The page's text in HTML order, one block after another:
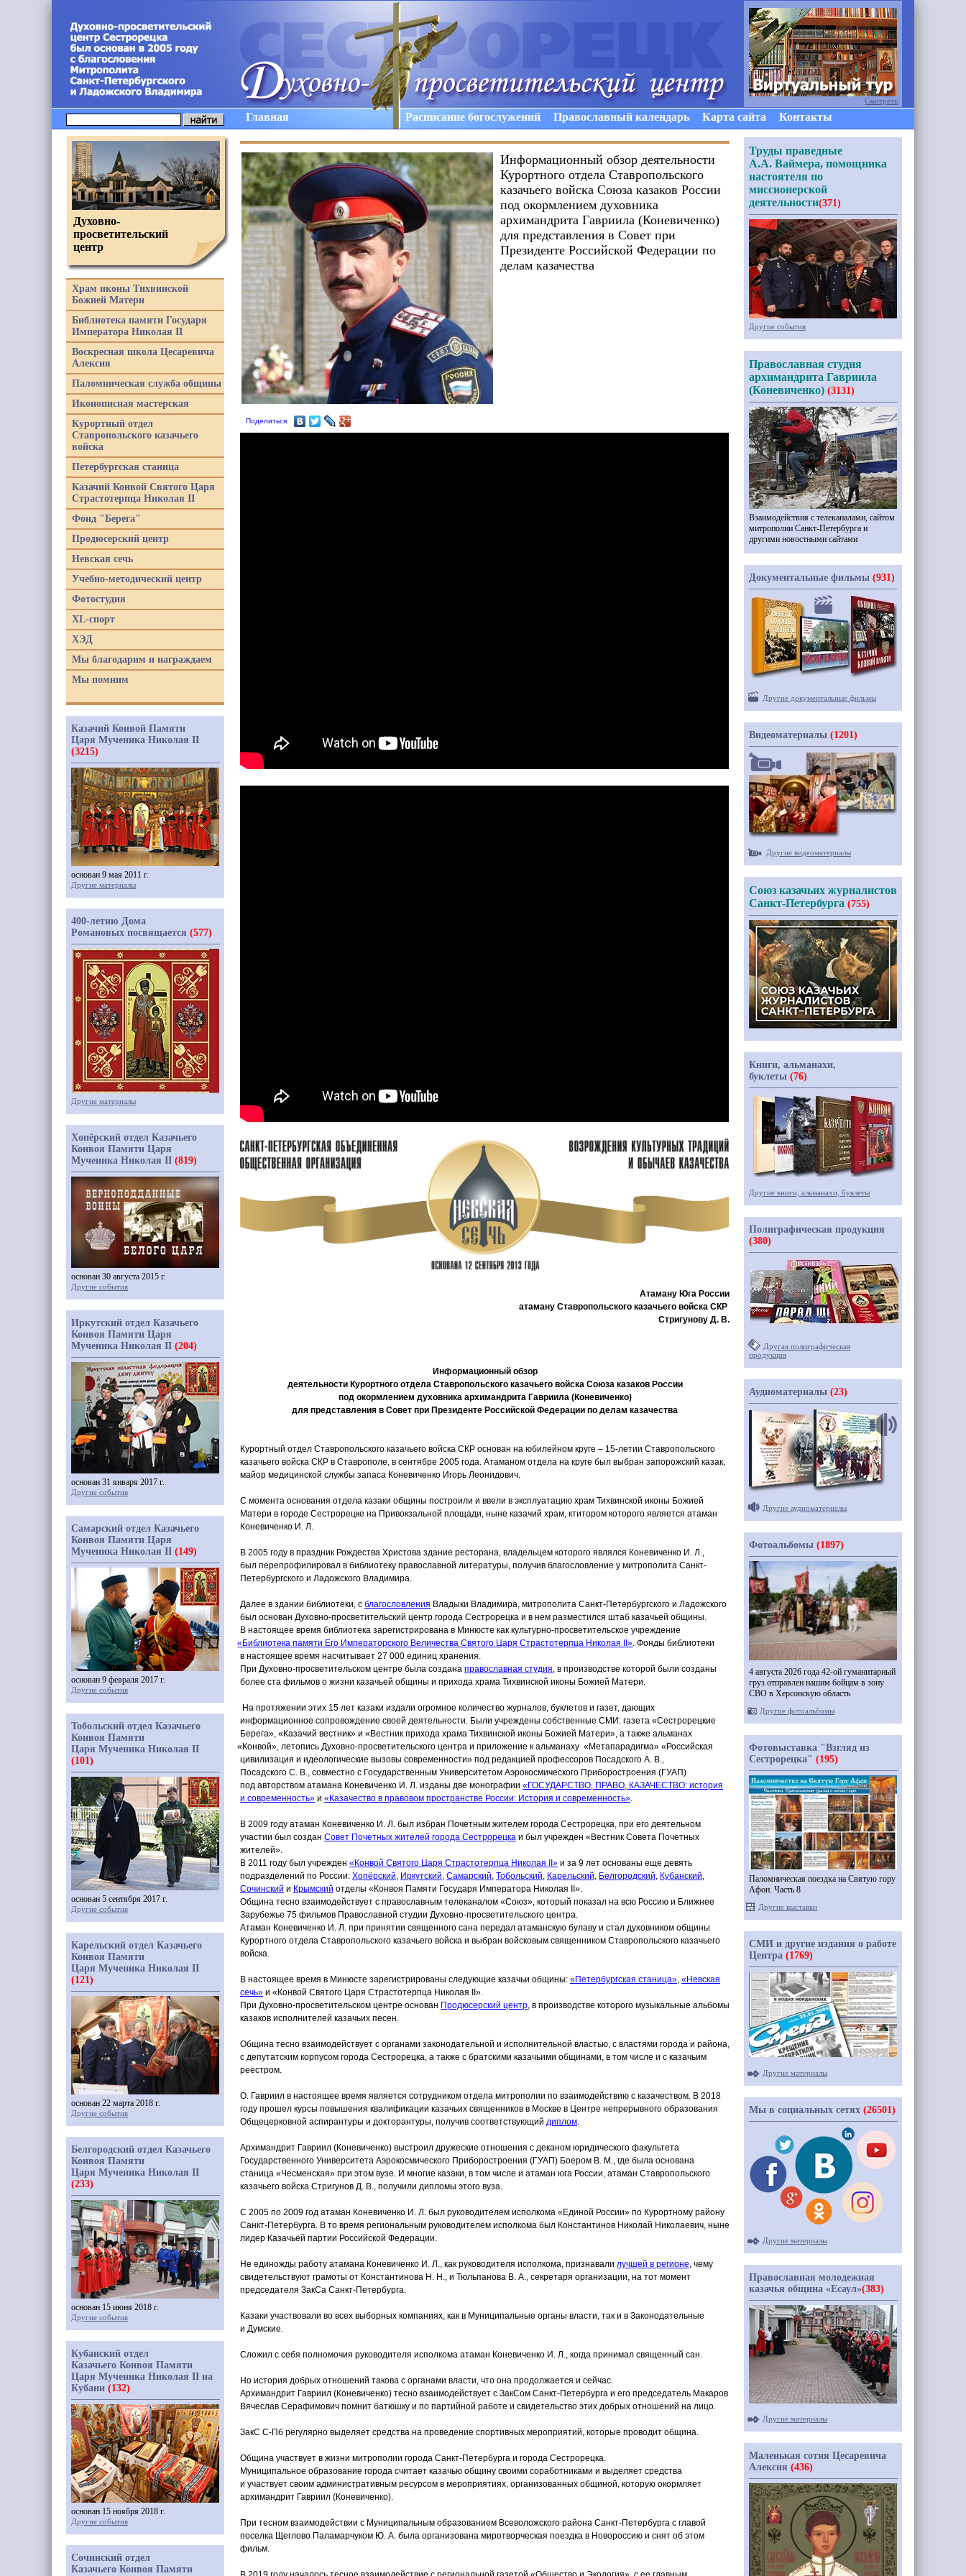
Главная Расписание богослужений Православный календарь Карта сайта Контакты
Поделиться
Информационный обзор деятельности
Курортного отдела Ставропольского
казачьего войска Союза казаков России
под окормлением духовника
архимандрита Гавриила (Коневиченко)
для представления в Совет при
Президенте Российской Федерации по
делам казачества
Атаману Юга России
атаману Ставропольского казачьего войска СКР
Стригунову Д. В.
Информационный обзор
деятельности Курортного отдела Ставропольского казачьего войска Союза казаков России
под окормлением духовника архимандрита Гавриила (Коневиченко)
для представления в Совет при Президенте Российской Федерации по делам казачества
Курортный отдел Ставропольского казачьего войска СКР основан на юбилейном круге – 15-летии Ставропольского
казачьего войска СКР в Ставрополе, в сентябре 2005 года. Атаманом отдела на круге был выбран запорожский казак,
майор медицинской службы запаса Коневиченко Игорь Леонидович.
С момента основания отдела казаки общины построили и ввели в эксплуатацию храм Тихвинской иконы Божией
Матери в городе Сестрорецке на Привокзальной площади, ныне казачий храм, ктитором которого является атаман
Коневиченко И. Л.
В 2005 году в праздник Рождества Христова здание ресторана, владельцем которого являлся Коневиченко И. Л.,
был перепрофилировал в библиотеку православной литературы, получив благословление у митрополита Санкт-
Петербургского и Ладожского Владимира.
Далее в здании библиотеки, с благословления Владыки Владимира, митрополита Санкт-Петербургского и Ладожского
был основан Духовно-просветительский центр города Сестрорецка и в нем разместился штаб казачьей общины.
В настоящее время библиотека зарегистрирована в Минюсте как культурно-просветительское учреждение
«Библиотека памяти Его Императорского Величества Святого Царя Страстотерпца Николая II». Фонды библиотеки
в настоящее время насчитывает 27 000 единиц хранения.
При Духовно-просветительском центре была создана православная студия, в производстве которой были созданы
более ста фильмов о жизни казачьей общины и прихода храма Тихвинской иконы Божией Матери.
На протяжении этих 15 лет казаки издали огромное количество журналов, буклетов и газет, дающих
информационное сопровождение своей деятельности. Были учреждены собственные СМИ: газета «Сестрорецкие
Берега», «Казачий вестник» и «Вестник прихода храма Тихвинской иконы Божией Матери», а также альманах
«Конвой», летопись Духовно-просветительского центра и приложение к альманаху «Мета­парадигма» «Российская
цивилизация и идеологические вызовы современности» под редакцией профессоров Посадского А. В.,
Посадского С. В., совместно с Государственным Университетом Аэрокосмического Приборостроения (ГУАП)
под авторством атамана Коневиченко И. Л. изданы две монографии «ГОСУДАРСТВО, ПРАВО, КАЗАЧЕСТВО: история
и современность» и «Казачество в правовом пространстве России: История и современность».
В 2009 году атаман Коневиченко И. Л. был избран Почетным жителем города Сестрорецка, при его деятельном
участии был создан Совет Почетных жителей города Сестрорецка и был учрежден «Вестник Совета Почетных
жителей».
В 2011 году был учрежден «Конвой Святого Царя Страстотерпца Николая II» и за 9 лет основаны еще девять
подразделений по России: Хопёрский, Иркутский, Самарский, Тобольский, Карельский, Белгородский, Кубанский,
Сочинский и Крымский отделы «Конвоя Памяти Государя Императора Николая II».
Община тесно взаимодействует с православным телеканалом «Союз», который показал на всю Россию и Ближнее
Зарубежье 75 фильмов Православной студии Духовно-просветительского центра.
Атаман Коневиченко И. Л. при принятии священного сана передал атаманскую булаву и стал духовником общины
Курортного отдела Ставропольского казачьего войска и выбран войсковым священником Ставропольского казачьего
войска.
В настоящее время в Минюсте зарегистрированы следующие казачьи общины: «Петербургская станица», «Невская
сечь» и «Конвой Святого Царя Страстотерпца Николая II».
При Духовно-просветительском центре основан Продюсерский центр, в производстве которого музыкальные альбомы
казаков исполнителей казачьих песен.
Община тесно взаимодействует с органами законодательной и исполнительной властью, с властями города и района,
с депутатским корпусом города Сестрорецка, а также с братскими казачьими общинами, в том числе и с казачьим
реестром.
О. Гавриил в настоящее время является сотрудником отдела митрополии по взаимодействию с казачеством. В 2018
году прошел курсы повышения квалификации казачьих священников в Москве в Центре непрерывного образования
Общецерковной аспирантуры и докторантуры, получив соответствующий диплом.
Архимандрит Гавриил (Коневиченко) выстроил дружеские отношения с деканом юридического факультета
Государственного Университета Аэрокосмического Приборостроения (ГУАП) Боером В. М., где была основана
станица «Чесменская» при этом вузе. И многие казаки, в том числе и атаман юга России, атаман Ставропольского
казачьего войска Стригунов Д. В., получили дипломы этого вуза.
С 2005 по 2009 год атаман Коневиченко И. Л. был руководителем исполкома «Единой России» по Курортному району
Санкт-Петербурга. В то время региональным руководителем исполкома был Константинов Николай Николаевич, ныне
лидер Казачьей партии Российской Федерации.
Не единожды работу атамана Коневиченко И. Л., как руководителя исполкома, признавали лучшей в регионе, чему
свидетельствуют грамоты от Константинова Н. Н., и Тюльпанова В. А., секретаря организации, на тот момент
председателя ЗакСа Санкт-Петербурга.
Казаки участвовали во всех выборных компаниях, как в Муниципальные органы власти, так и в Законодательные
и Думские.
Сложил с себя полномочия руководителя исполкома атаман Коневиченко И. Л., когда принимал священный сан.
Но история добрых отношений такова с органами власти, что она продолжается и сейчас.
Архимандрит Гавриил (Коневиченко) тесно взаимодействует с ЗакСом Санкт-Петербурга и его председатель Макаров
Вячеслав Серафимович помнит батюшку и по партийной работе и свидетельство этих добрых отношений на лицо.
ЗакС С-Пб регулярно выделяет средства на проведение спортивных мероприятий, которые проводит община.
Община участвует в жизни митрополии города Санкт-Петербурга и города Сестрорецка.
Муниципальное образование города считает казачью общину своими соработниками и выделяет средства
и участвует своим административным ресурсом в мероприятиях, организованных общиной, которую окормляет
архимандрит Гавриил (Коневиченко).
При тесном взаимодействии с Муниципальным образованием Всеволожского района Санкт-Петербурга с главой
поселка Щеглово Паламарчуком Ю. А. была организована миротворческая поездка в Новороссию и снят об этом
фильм.
Духовно-
просветительский
центр
Храм иконы Тихвинской
Божией Матери
Библиотека памяти Государя
Императора Николая II
Воскресная школа Цесаревича
Алексия
Паломническая служба общины
Иконописная мастерская
Курортный отдел
Ставропольского казачьего
войска
Петербургская станица
Казачий Конвой Святого Царя
Страстотерпца Николая II
Фонд "Берега"
Продюсерский центр
Невская сечь
Учебно-методический центр
Фотостудия
XL-спорт
ХЭД
Мы благодарим и награждаем
Мы помним
Казачий Конвой Памяти
Царя Мученика Николая II
(3215)
основан 9 мая 2011 г.
Другие материалы
400-летию Дома
Романовых посвящается (577)
Другие материалы
Хопёрский отдел Казачьего
Конвоя Памяти Царя
Мученика Николая II (819)
основан 30 августа 2015 г.
Другие события
Иркутский отдел Казачьего
Конвоя Памяти Царя
Мученика Николая II (204)
основан 31 января 2017 г.
Другие события
Самарский отдел Казачьего
Конвоя Памяти Царя
Мученика Николая II (149)
основан 9 февраля 2017 г.
Другие события
Тобольский отдел Казачьего
Конвоя Памяти
Царя Мученика Николая II
(101)
основан 5 сентября 2017 г.
Другие события
Карельский отдел Казачьего
Конвоя Памяти
Царя Мученика Николая II
(121)
основан 22 марта 2018 г.
Другие события
Белгородский отдел Казачьего
Конвоя Памяти
Царя Мученика Николая II
(233)
основан 15 июня 2018 г.
Другие события
Кубанский отдел
Казачьего Конвоя Памяти
Царя Мученика Николая II на
Кубани (132)
основан 15 ноября 2018 г.
Другие события
Сочинский отдел
Казачьего Конвоя Памяти
Смотреть
Труды праведные
А.А. Ваймера, помощника
настоятеля по
миссионерской
деятельности(371)
Другие события
Православная студия
архимандрита Гавриила
(Коневиченко) (3131)
Взаимодействия с телеканалами, сайтом
митрополии Санкт-Петербурга и
другими новостными сайтами
Документальные фильмы (931)
Другие документальные фильмы
Видеоматериалы (1201)
Другие видеоматериалы
Союз казачьих журналистов
Санкт-Петербурга (755)
Книги, альманахи,
буклеты (76)
Другие книги, альманахи, буклеты
Полиграфическая продукция
(380)
Другая полиграфическая
продукция
Аудиоматериалы (23)
Другие аудиоматериалы
Фотоальбомы (1897)
4 августа 2026 года 42-ой гуманитарный
груз отправлен нашим бойцам в зону
СВО в Херсонскую область
Другие фотоальбомы
Фотовыставка "Взгляд из
Сестрорецка" (195)
Паломническая поездка на Святую гору
Афон. Часть 8
Другие выставки
СМИ и другие издания о работе
Центра (1769)
Другие материалы
Мы в социальных сетях (26501)
Другие материалы
Православная молодежная
казачья община «Есаул»(383)
Другие материалы
Маленькая сотня Цесаревича
Алексия (436)